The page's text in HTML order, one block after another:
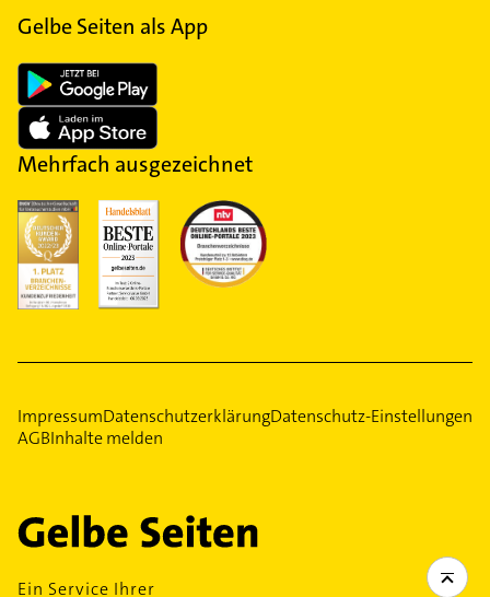
Gelbe Seiten als App
Mehrfach ausgezeichnet
ImpressumDatenschutzerklärungDatenschutz-Einstellungen
AGBInhalte melden
Ein Service Ihrer